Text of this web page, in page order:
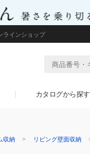
ラインショップ
カタログから探す
収納 リビング壁面収納